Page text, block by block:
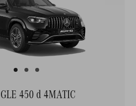
450 d 4MATIC